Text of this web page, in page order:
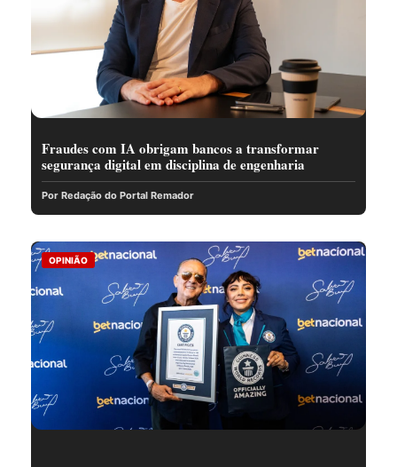
Fraudes com IA obrigam bancos a transformar
segurança digital em disciplina de engenharia
Por Redação do Portal Remador
OPINIÃO